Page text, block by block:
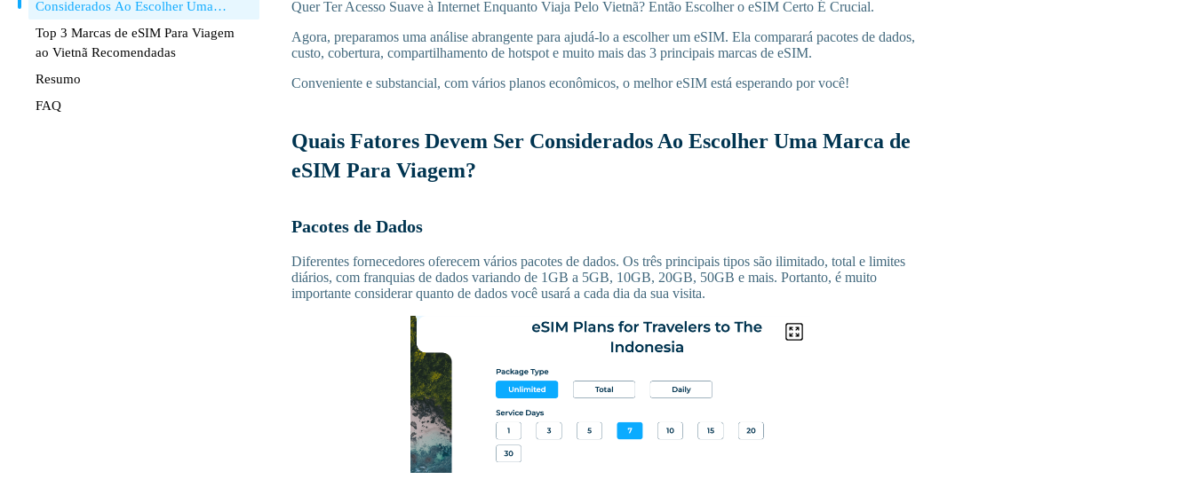
Considerados Ao Escolher Uma
Marca de eSIM Para Viagem?
Top 3 Marcas de eSIM Para Viagem
ao Vietnã Recomendadas
Resumo
FAQ
Quer Ter Acesso Suave à Internet Enquanto Viaja Pelo Vietnã? Então Escolher o eSIM Certo É Crucial.
Agora, preparamos uma análise abrangente para ajudá-lo a escolher um eSIM. Ela comparará pacotes de dados,
custo, cobertura, compartilhamento de hotspot e muito mais das 3 principais marcas de eSIM.
Conveniente e substancial, com vários planos econômicos, o melhor eSIM está esperando por você!
Quais Fatores Devem Ser Considerados Ao Escolher Uma Marca de
eSIM Para Viagem?
Pacotes de Dados
Diferentes fornecedores oferecem vários pacotes de dados. Os três principais tipos são ilimitado, total e limites
diários, com franquias de dados variando de 1GB a 5GB, 10GB, 20GB, 50GB e mais. Portanto, é muito
importante considerar quanto de dados você usará a cada dia da sua visita.